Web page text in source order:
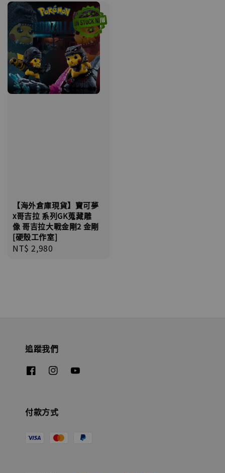
【海外倉庫現貨】寶可夢
x哥吉拉 系列GK蒐藏雕
像 哥吉拉大戰金剛2 金剛
[硬殼工作室]
Regular
NT$ 2,980
追蹤我們
付款方式